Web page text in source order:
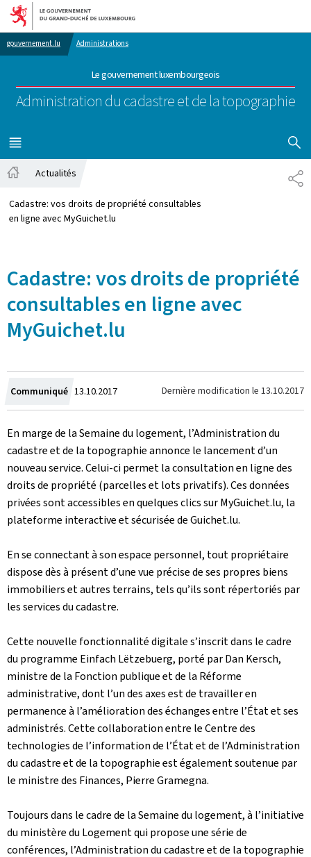
Aller au menu principal
Aller au contenu
gouvernement.lu Administrations
Le gouvernement luxembourgeois
Administration du cadastre et de la topographie
MENU
PRINCIPAL
Actualités
Cadastre: vos droits de propriété consultables
en ligne avec MyGuichet.lu
Cadastre: vos droits de propriété
consultables en ligne avec
MyGuichet.lu
Communiqué Crée
le
13.10.2017 Dernière modification le 13.10.2017
En marge de la Semaine du logement, l’Administration du
cadastre et de la topographie annonce le lancement d’un
nouveau service. Celui-ci permet la consultation en ligne des
droits de propriété (parcelles et lots privatifs). Ces données
privées sont accessibles en quelques clics sur MyGuichet.lu, la
plateforme interactive et sécurisée de Guichet.lu.
En se connectant à son espace personnel, tout propriétaire
dispose dès à présent d’une vue précise de ses propres biens
immobiliers et autres terrains, tels qu’ils sont répertoriés par
les services du cadastre.
Cette nouvelle fonctionnalité digitale s’inscrit dans le cadre
du programme Einfach Lëtzebuerg, porté par Dan Kersch,
ministre de la Fonction publique et de la Réforme
administrative, dont l’un des axes est de travailler en
permanence à l’amélioration des échanges entre l’État et ses
administrés. Cette collaboration entre le Centre des
technologies de l’information de l’État et de l’Administration
du cadastre et de la topographie est également soutenue par
le ministre des Finances, Pierre Gramegna.
Toujours dans le cadre de la Semaine du logement, à l’initiative
du ministère du Logement qui propose une série de
conférences, l’Administration du cadastre et de la topographie